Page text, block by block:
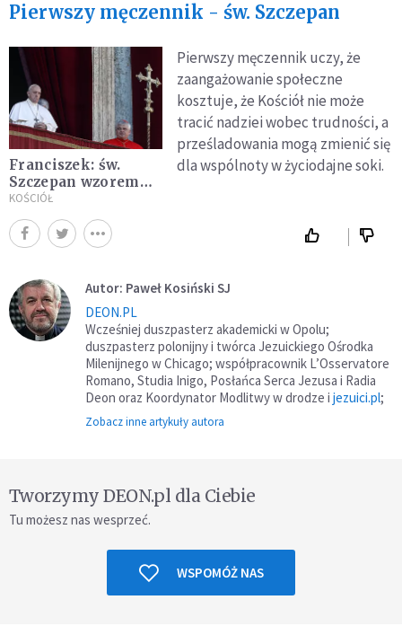
Pierwszy męczennik - św. Szczepan
Franciszek: św.
Szczepan wzorem
dla Kościoła
niosącego
Ewangelię
KOŚCIÓŁ
Pierwszy męczennik uczy, że
zaangażowanie społeczne
kosztuje, że Kościół nie może
tracić nadziei wobec trudności, a
prześladowania mogą zmienić się
dla wspólnoty w życiodajne soki.
Autor: Paweł Kosiński SJ
DEON.PL
Wcześniej duszpasterz akademicki w Opolu;
duszpasterz polonijny i twórca Jezuickiego Ośrodka
Milenijnego w Chicago; współpracownik L’Osservatore
Romano, Studia Inigo, Posłańca Serca Jezusa i Radia
Deon oraz Koordynator Modlitwy w drodze i jezuici.pl;
Zobacz inne artykuły autora
Tworzymy DEON.pl dla Ciebie
Tu możesz nas wesprzeć.
WSPOMÓŻ NAS